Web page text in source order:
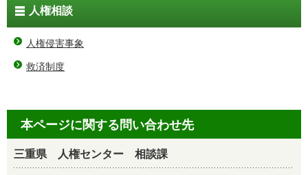
人権相談
人権侵害事象
救済制度
本ページに関する問い合わせ先
三重県 人権センター 相談課